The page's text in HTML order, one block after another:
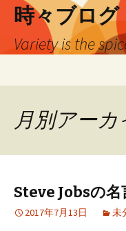
時々ブログ
Variety is the
月別アーカ
Steve Jobsの名
2017年7月13日 未